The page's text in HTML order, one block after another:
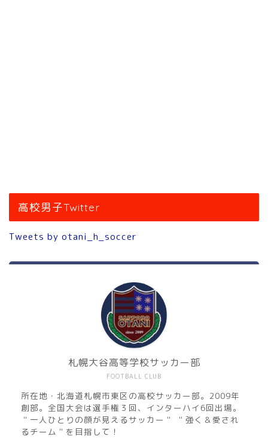
高校男子Twitter
Tweets by otani_h_soccer
FOOTBALL CLUB
札幌大谷高等学校サッカー部
所在地・北海道札幌市東区の高校サッカー部。2009年
創部。全国大会は選手権３回、インターハイ6回出場。
＂一人ひとりの顔が見えるサッカー＂ ＂強く＆愛され
るチーム＂を目指して！